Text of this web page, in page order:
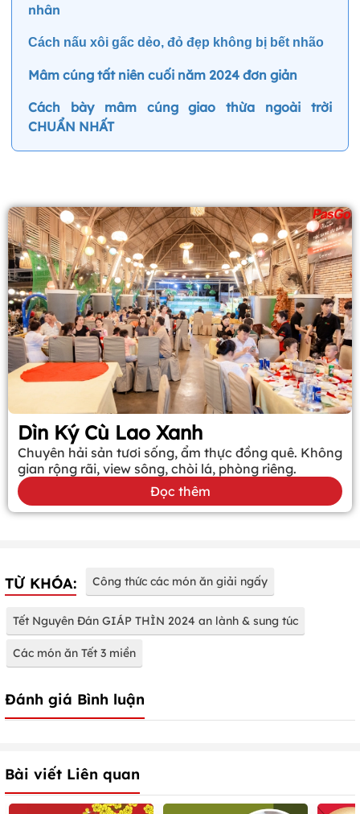
nhân
Cách nấu xôi gấc dẻo, đỏ đẹp không bị bết nhão
Mâm cúng tất niên cuối năm 2024 đơn giản
Cách bày mâm cúng giao thừa ngoài trời
CHUẨN NHẤT
Dìn Ký Cù Lao Xanh
Chuyên hải sản tươi sống, ẩm thực đồng quê. Không
gian rộng rãi, view sông, chòi lá, phòng riêng.
Đọc thêm
TỪ KHÓA: Công thức các món ăn giải ngấy
Tết Nguyên Đán GIÁP THÌN 2024 an lành & sung túc
Các món ăn Tết 3 miền
Đánh giá Bình luận
Bài viết Liên quan